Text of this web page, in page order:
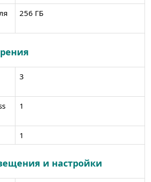
256 ГБ
3
1
1
и настройки